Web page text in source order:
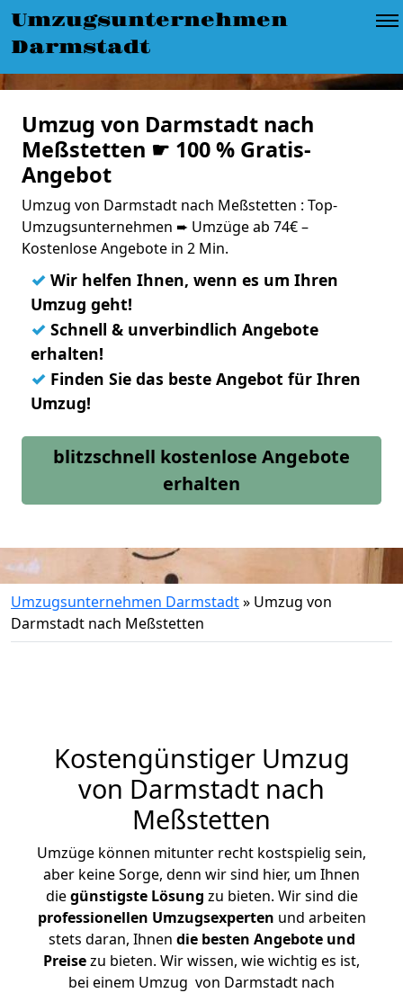
Umzugsunternehmen
Darmstadt
Umzug von Darmstadt nach
Meßstetten ☛ 100 % Gratis-
Angebot
Umzug von Darmstadt nach Meßstetten : Top-
Umzugsunternehmen ➨ Umzüge ab 74€ –
Kostenlose Angebote in 2 Min.
✓ Wir helfen Ihnen, wenn es um Ihren
Umzug geht!
✓ Schnell & unverbindlich Angebote
erhalten!
✓ Finden Sie das beste Angebot für Ihren
Umzug!
blitzschnell kostenlose Angebote
erhalten
Umzugsunternehmen Darmstadt» Umzug von
Darmstadt nach Meßstetten
Kostengünstiger Umzug
von Darmstadt nach
Meßstetten
Umzüge können mitunter recht kostspielig sein,
aber keine Sorge, denn wir sind hier, um Ihnen
diegünstigste Lösung zu bieten. Wir sind die
professionellen Umzugsexperten und arbeiten
stets daran, Ihnen die besten Angebote und
Preisezu bieten. Wir wissen, wie wichtig es ist,
bei einem Umzug von Darmstadt nach